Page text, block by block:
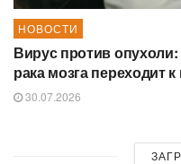
НОВОСТИ
Вирус против
рака мозга переходит
30.07.2026